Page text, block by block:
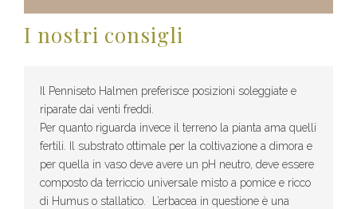
I nostri consigli
Il Penniseto Halmen preferisce posizioni soleggiate e
riparate dai venti freddi.
Per quanto riguarda invece il terreno la pianta ama quelli
fertili. Il substrato ottimale per la coltivazione a dimora e
per quella in vaso deve avere un pH neutro, deve essere
composto da terriccio universale misto a pomice e ricco
di Humus o stallatico. L’erbacea in questione è una